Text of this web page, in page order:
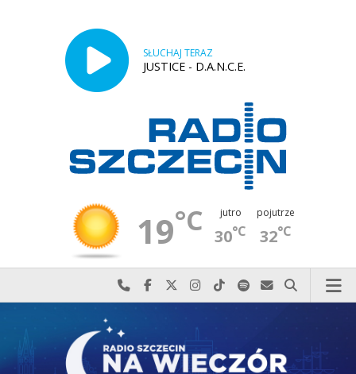
SŁUCHAJ TERAZ
JUSTICE - D.A.N.C.E.
19°C jutro
30°C
pojutrze
32°C
Najlepiej po prostu do nas zadzwoń
Odwiedź nas na Facebook-u
Odwiedź nas na X
Odwiedź nas na Instagram-ie
Odwiedź nas na TikTok-u
Szukaj nas na Spotify
Wyślij do nas
Szukaj